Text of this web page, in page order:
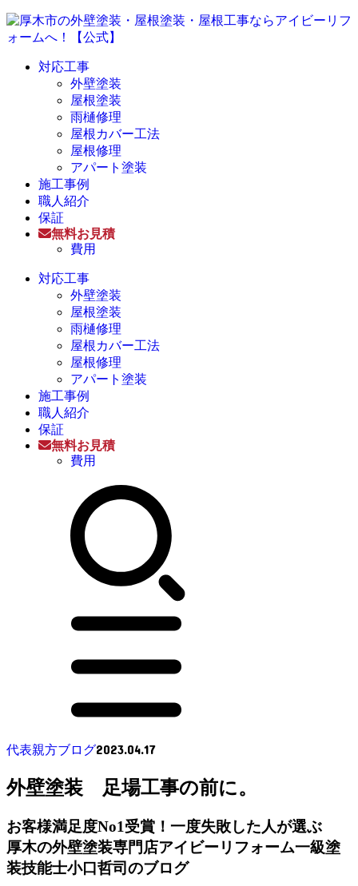
対応工事
外壁塗装
屋根塗装
雨樋修理
屋根カバー工法
屋根修理
アパート塗装
施工事例
職人紹介
保証
無料お見積
費用
対応工事
外壁塗装
屋根塗装
雨樋修理
屋根カバー工法
屋根修理
アパート塗装
施工事例
職人紹介
保証
無料お見積
費用
代表親方ブログ2023.04.17
外壁塗装 足場工事の前に。
お客様満足度No1受賞！一度失敗した人が選ぶ
厚木の外壁塗装専門店アイビーリフォーム一級塗
装技能士小口哲司のブログ